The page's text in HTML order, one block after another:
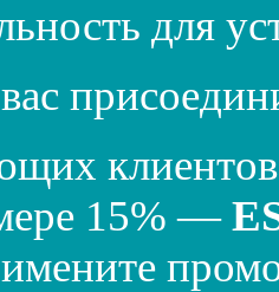
для
15% —